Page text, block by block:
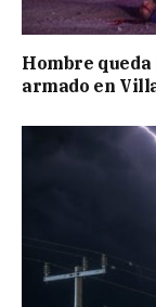
Hombre
armado en